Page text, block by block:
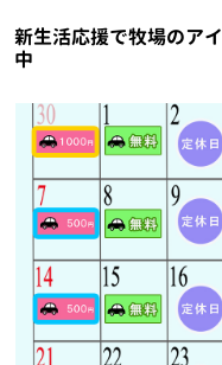
新生活応援で牧場のア
中